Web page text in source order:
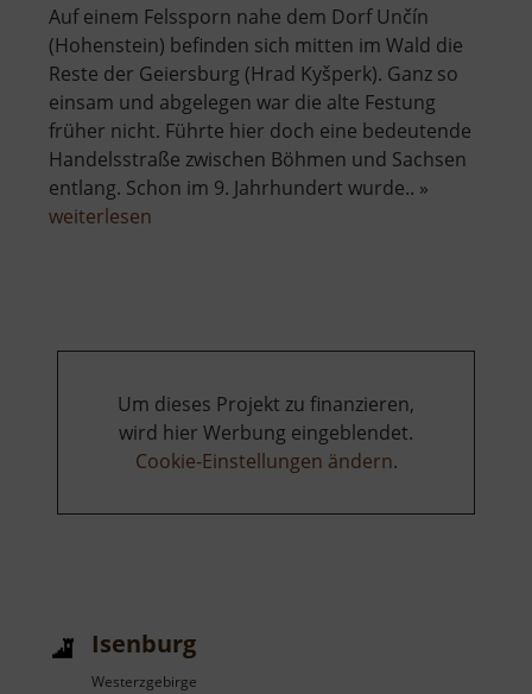
Auf einem Felssporn nahe dem Dorf Unčín
(Hohenstein) befinden sich mitten im Wald die
Reste der Geiersburg (Hrad Kyšperk). Ganz so
einsam und abgelegen war die alte Festung
früher nicht. Führte hier doch eine bedeutende
Handelsstraße zwischen Böhmen und Sachsen
entlang. Schon im 9. Jahrhundert wurde.. »
weiterlesen
Um dieses Projekt zu finanzieren,
wird hier Werbung eingeblendet.
Cookie-Einstellungen ändern.
Isenburg
Westerzgebirge